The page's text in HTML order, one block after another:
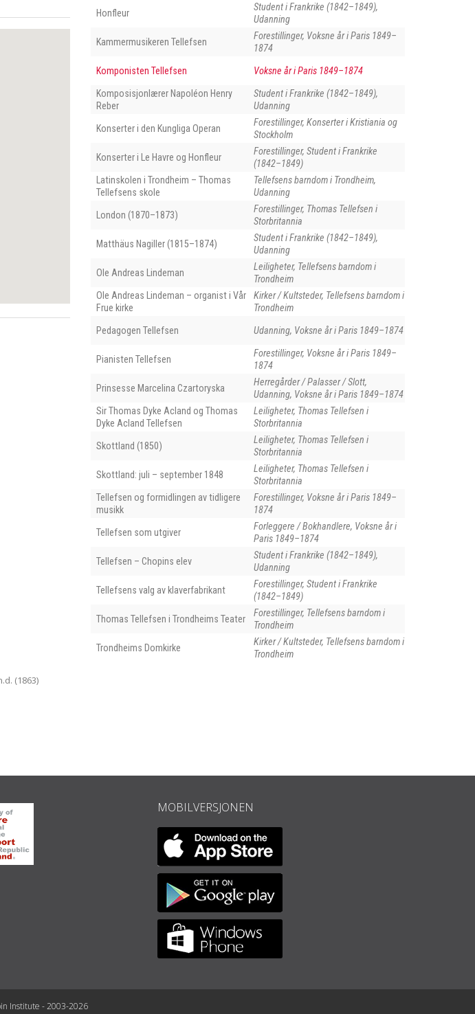
(1863)
Honfleur
Student i Frankrike (1842–1849),
Udanning
Kammermusikeren Tellefsen
Forestillinger, Voksne år i Paris 1849–
1874
Komponisten Tellefsen Voksne år i Paris 1849–1874
Komposisjonlærer Napoléon Henry
Reber
Student i Frankrike (1842–1849),
Udanning
Konserter i den Kungliga Operan
Forestillinger, Konserter i Kristiania og
Stockholm
Konserter i Le Havre og Honfleur
Forestillinger, Student i Frankrike
(1842–1849)
Latinskolen i Trondheim – Thomas
Tellefsens skole
Tellefsens barndom i Trondheim,
Udanning
London (1870–1873)
Forestillinger, Thomas Tellefsen i
Storbritannia
Matthäus Nagiller (1815–1874)
Student i Frankrike (1842–1849),
Udanning
Ole Andreas Lindeman
Leiligheter, Tellefsens barndom i
Trondheim
Ole Andreas Lindeman – organist i Vår
Frue kirke
Kirker / Kultsteder, Tellefsens barndom i
Trondheim
Pedagogen Tellefsen Udanning, Voksne år i Paris 1849–1874
Pianisten Tellefsen
Forestillinger, Voksne år i Paris 1849–
1874
Prinsesse Marcelina Czartoryska
Herregårder / Palasser / Slott,
Udanning, Voksne år i Paris 1849–1874
Sir Thomas Dyke Acland og Thomas
Dyke Acland Tellefsen
Leiligheter, Thomas Tellefsen i
Storbritannia
Skottland (1850)
Leiligheter, Thomas Tellefsen i
Storbritannia
Skottland: juli – september 1848
Leiligheter, Thomas Tellefsen i
Storbritannia
Tellefsen og formidlingen av tidligere
musikk
Forestillinger, Voksne år i Paris 1849–
1874
Tellefsen som utgiver
Forleggere / Bokhandlere, Voksne år i
Paris 1849–1874
Tellefsen – Chopins elev
Student i Frankrike (1842–1849),
Udanning
Tellefsens valg av klaverfabrikant
Forestillinger, Student i Frankrike
(1842–1849)
Thomas Tellefsen i Trondheims Teater
Forestillinger, Tellefsens barndom i
Trondheim
Trondheims Domkirke
Kirker / Kultsteder, Tellefsens barndom i
Trondheim
MOBILVERSJONEN
Institute - 2003-2026